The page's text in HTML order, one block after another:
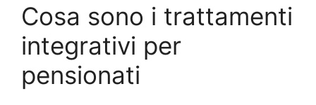
Cosa sono i trattamenti
integrativi per
pensionati